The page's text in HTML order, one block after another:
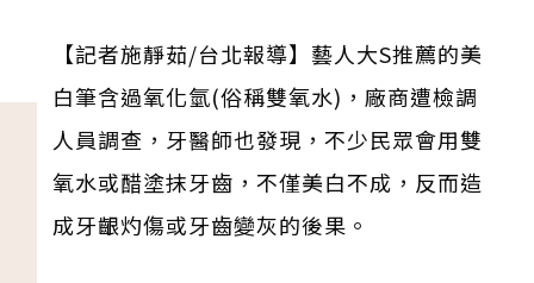
【記者施靜茹/台北報導】藝人大S推薦的美
白筆含過氧化氫(俗稱雙氧水)，廠商遭檢調
人員調查，牙醫師也發現，不少民眾會用雙
氧水或醋塗抹牙齒，不僅美白不成，反而造
成牙齦灼傷或牙齒變灰的後果。